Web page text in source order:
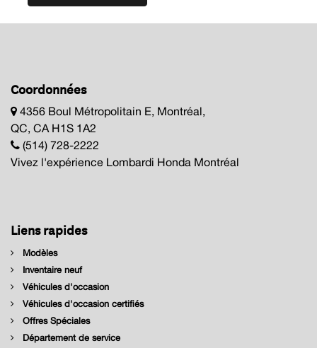
Coordonnées
4356 Boul Métropolitain E, Montréal,
QC, CA H1S 1A2
(514) 728-2222
Vivez l'expérience Lombardi Honda Montréal
Liens rapides
Modèles
Inventaire neuf
Véhicules d'occasion
Véhicules d'occasion certifiés
Offres Spéciales
Département de service